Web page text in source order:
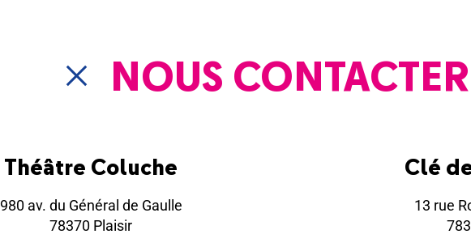
NOUS CONTACTER
Théâtre Coluche
980 av. du Général de Gaulle
78370 Plaisir
Clé
13 rue